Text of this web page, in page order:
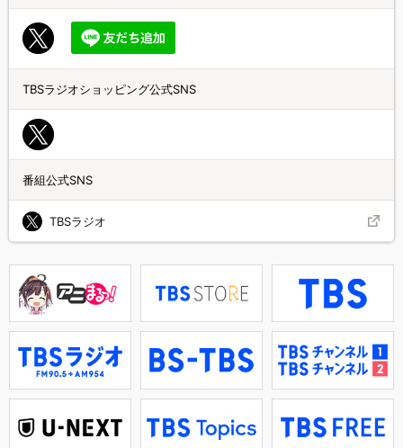
TBSラジオショッピング公式SNS
番組公式SNS
TBSラジオ